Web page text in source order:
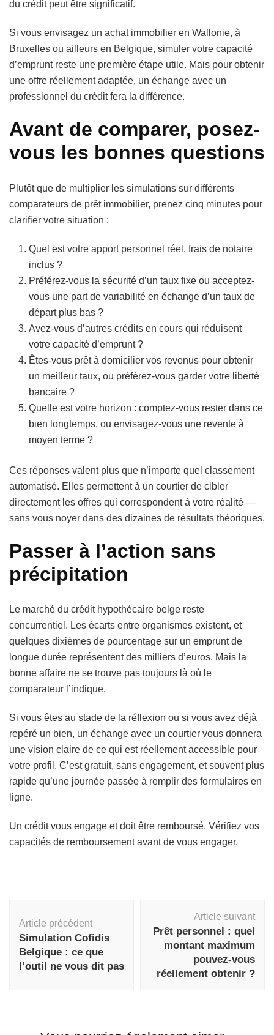
du crédit peut être significatif.
Si vous envisagez un achat immobilier en Wallonie, à
Bruxelles ou ailleurs en Belgique, simuler votre capacité
d’empruntreste une première étape utile. Mais pour obtenir
une offre réellement adaptée, un échange avec un
professionnel du crédit fera la différence.
Avant de comparer, posez-
vous les bonnes questions
Plutôt que de multiplier les simulations sur différents
comparateurs de prêt immobilier, prenez cinq minutes pour
clarifier votre situation :
Quel est votre apport personnel réel, frais de notaire
inclus ?
Préférez-vous la sécurité d’un taux fixe ou acceptez-
vous une part de variabilité en échange d’un taux de
départ plus bas ?
Avez-vous d’autres crédits en cours qui réduisent
votre capacité d’emprunt ?
Êtes-vous prêt à domicilier vos revenus pour obtenir
un meilleur taux, ou préférez-vous garder votre liberté
bancaire ?
Quelle est votre horizon : comptez-vous rester dans ce
bien longtemps, ou envisagez-vous une revente à
moyen terme ?
Ces réponses valent plus que n’importe quel classement
automatisé. Elles permettent à un courtier de cibler
directement les offres qui correspondent à votre réalité —
sans vous noyer dans des dizaines de résultats théoriques.
Passer à l’action sans
précipitation
Le marché du crédit hypothécaire belge reste
concurrentiel. Les écarts entre organismes existent, et
quelques dixièmes de pourcentage sur un emprunt de
longue durée représentent des milliers d’euros. Mais la
bonne affaire ne se trouve pas toujours là où le
comparateur l’indique.
Si vous êtes au stade de la réflexion ou si vous avez déjà
repéré un bien, un échange avec un courtier vous donnera
une vision claire de ce qui est réellement accessible pour
votre profil. C’est gratuit, sans engagement, et souvent plus
rapide qu’une journée passée à remplir des formulaires en
ligne.
Un crédit vous engage et doit être remboursé. Vérifiez vos
capacités de remboursement avant de vous engager.
d'article
Article précédent
Simulation Cofidis
Belgique : ce que
l’outil ne vous dit pas
Article suivant
Prêt personnel : quel
montant maximum
pouvez-vous
réellement obtenir ?